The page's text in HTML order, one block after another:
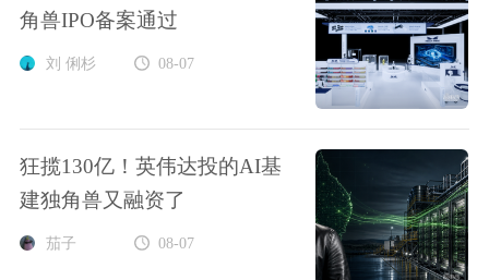
角兽IPO备案通过
刘 俐杉 08-07
狂揽130亿！英伟达投的AI基
建独角兽又融资了
茄子 08-07